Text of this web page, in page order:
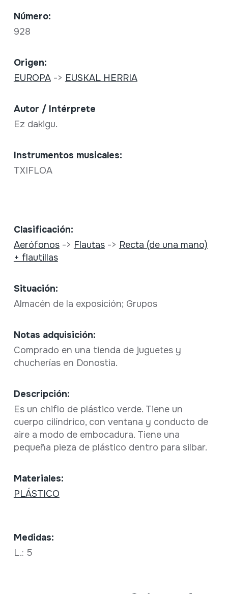
Número:
928
Origen:
EUROPA-> EUSKAL HERRIA
Autor / Intérprete
Ez dakigu.
Instrumentos musicales:
TXIFLOA
Clasificación:
Aerófonos-> Flautas-> Recta (de una mano)
+ flautillas
Situación:
Almacén de la exposición; Grupos
Notas adquisición:
Comprado en una tienda de juguetes y
chucherías en Donostia.
Descripción:
Es un chiflo de plástico verde. Tiene un
cuerpo cilíndrico, con ventana y conducto de
aire a modo de embocadura. Tiene una
pequeña pieza de plástico dentro para silbar.
Materiales:
PLÁSTICO
Medidas:
L.: 5